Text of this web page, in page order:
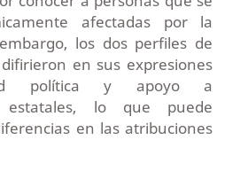
afectadas por la
los dos perfiles de
en sus expresiones
política y apoyo a
estatales, lo que puede
en las atribuciones